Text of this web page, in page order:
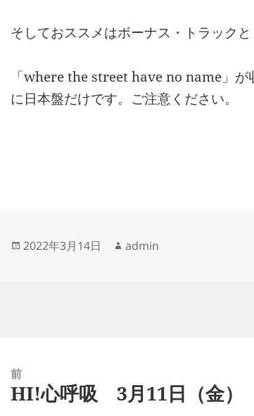
そしておススメはボーナス・トラック
「where the street have no name」が
に日本盤だけです。ご注意ください。
投
2022年3月14日
作
admin
前
前
HI!心呼吸 3月11日（金）